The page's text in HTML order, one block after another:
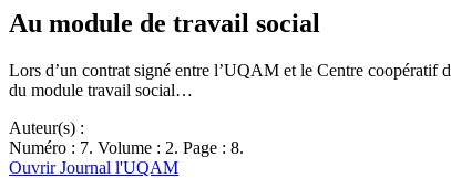
Au module de travail social
Lors d’un contrat signé entre l’UQAM et le Centre coopératif
du module travail social…
Auteur(s) :
Numéro : 7. Volume : 2. Page : 8.
Ouvrir Journal l'UQAM